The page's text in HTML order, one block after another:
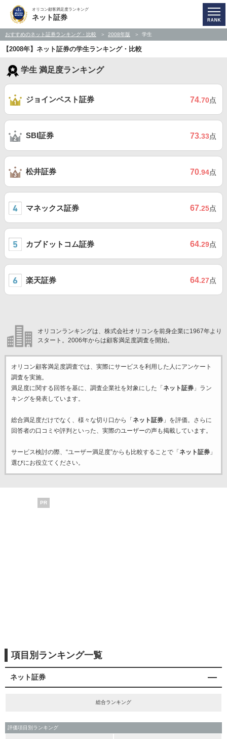
オリコン顧客満足度ランキング
ネット証券
おすすめのネット証券ランキング・比較 2008年版 学生
【2008年】ネット証券の学生ランキング・比較
学生 満足度ランキング
ジョインベスト証券 74.70点
SBI証券 73.33点
松井証券 70.94点
マネックス証券 67.25点
カブドットコム証券 64.29点
楽天証券 64.27点
オリコンランキングは、株式会社オリコンを前身企業に1967年より
スタート。2006年からは顧客満足度調査を開始。
オリコン顧客満足度調査では、実際にサービスを利用した 人にアンケート
調査を実施。
満足度に関する回答を基に、調査企業社を対象にした「 ネット証券」ラン
キングを発表しています。
総合満足度だけでなく、様々な切り口から「 ネット証券」を評価。さらに
回答者の口コミや評判といった、実際のユーザーの声も掲載しています。
サービス検討の際、“ユーザー満足度”からも比較することで「 ネット証券」
選びにお役立てください。
PR
項目別ランキング一覧
ネット証券
総合ランキング
評価項目別ランキング